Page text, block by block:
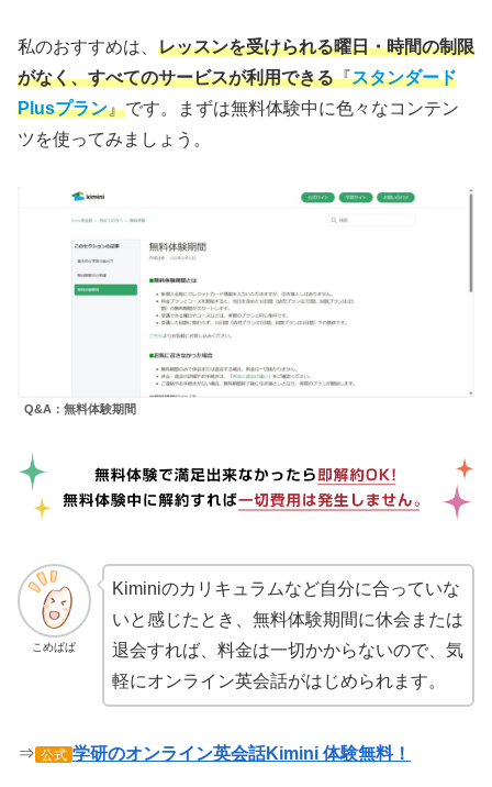
私のおすすめは、 レッスンを受けられる曜日・時間の制限
がなく、すべてのサービスが利用できる『スタンダード
Plusプラン』です。まずは無料体験中に色々なコンテン
ツを使ってみましょう。
Q&A：無料体験期間
こめぱぱ
Kiminiのカリキュラムなど自分に合っていな
いと感じたとき、無料体験期間に休会または
退会すれば、料金は一切かからないので、気
軽にオンライン英会話がはじめられます。
⇒ 公式 学研のオンライン英会話Kimini 体験無料！